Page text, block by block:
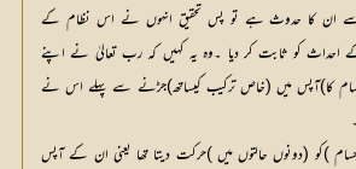
ان کا حدوث ہے تو پس تحقیق انہوں نے اس نظام کے
کو ثابت کر دیا ۔وہ یہ کہیں کہ رب تعالیٰ نے اپنے
کا)آپس میں (خاص ترکیب کیساتھ)جڑنے سے پہلے اس نے
)کو (دونوں حالتوں میں )حرکت دیتا تھا یعنی ان کے آپس